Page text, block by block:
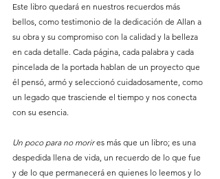
Este libro quedará en nuestros recuerdos más
bellos, como testimonio de la dedicación de Allan a
su obra y su compromiso con la calidad y la belleza
en cada detalle. Cada página, cada palabra y cada
pincelada de la portada hablan de un proyecto que
él pensó, armó y seleccionó cuidadosamente, como
un legado que trasciende el tiempo y nos conecta
con su esencia.
Un poco para no morir es más que un libro; es una
despedida llena de vida, un recuerdo de lo que fue
y de lo que permanecerá en quienes lo leemos y lo